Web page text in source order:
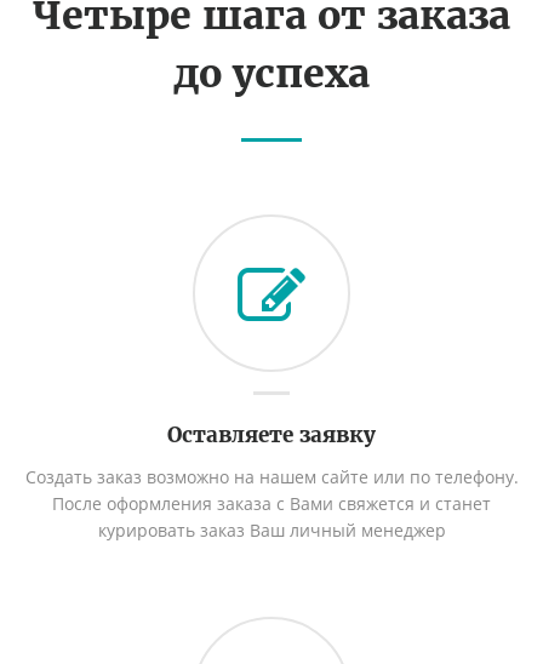
Четыре шага от заказа
до успеха
Оставляете заявку
Создать заказ возможно на нашем сайте или по телефону.
После оформления заказа с Вами свяжется и станет
курировать заказ Ваш личный менеджер